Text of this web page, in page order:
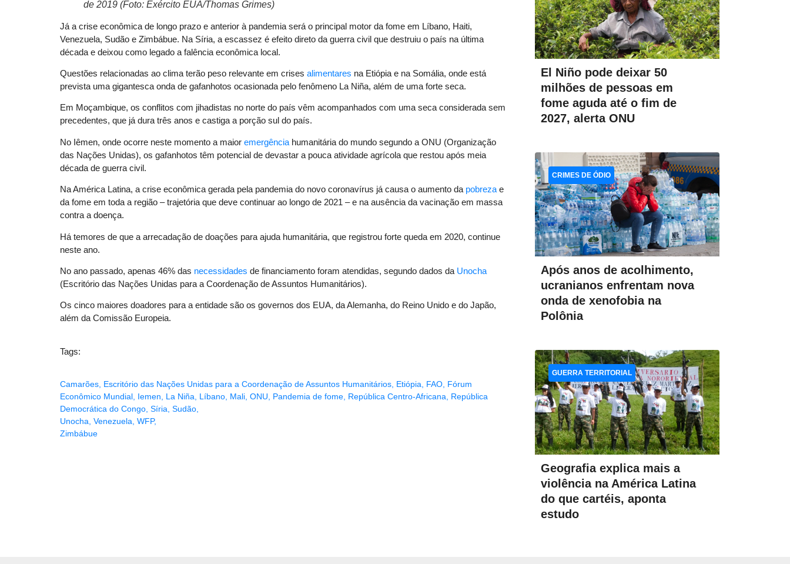
de 2019 (Foto: Exército EUA/Thomas Grimes)
Já a crise econômica de longo prazo e anterior à pandemia será o principal motor da fome em Líbano, Haiti,
Venezuela, Sudão e Zimbábue. Na Síria, a escassez é efeito direto da guerra civil que destruiu o país na última
década e deixou como legado a falência econômica local.
Questões relacionadas ao clima terão peso relevante em crises alimentares na Etiópia e na Somália, onde está
prevista uma gigantesca onda de gafanhotos ocasionada pelo fenômeno La Niña, além de uma forte seca.
Em Moçambique, os conflitos com jihadistas no norte do país vêm acompanhados com uma seca considerada sem
precedentes, que já dura três anos e castiga a porção sul do país.
No Iêmen, onde ocorre neste momento a maior emergência humanitária do mundo segundo a ONU (Organização
das Nações Unidas), os gafanhotos têm potencial de devastar a pouca atividade agrícola que restou após meia
década de guerra civil.
Na América Latina, a crise econômica gerada pela pandemia do novo coronavírus já causa o aumento da pobreza e
da fome em toda a região – trajetória que deve continuar ao longo de 2021 – e na ausência da vacinação em massa
contra a doença.
Há temores de que a arrecadação de doações para ajuda humanitária, que registrou forte queda em 2020, continue
neste ano.
No ano passado, apenas 46% das necessidades de financiamento foram atendidas, segundo dados da Unocha
(Escritório das Nações Unidas para a Coordenação de Assuntos Humanitários).
Os cinco maiores doadores para a entidade são os governos dos EUA, da Alemanha, do Reino Unido e do Japão,
além da Comissão Europeia.
Tags:
Camarões Escritório das Nações Unidas para a Coordenação de Assuntos Humanitários Etiópia FAO Fórum
Econômico Mundial Iemen La Niña Líbano Mali ONU Pandemia de fome República Centro-Africana
República
Democrática do Congo Síria Sudão
Unocha Venezuela WFP,
Zimbábue
El Niño pode deixar 50
milhões de pessoas em
fome aguda até o fim de
2027, alerta ONU
Após anos de acolhimento,
ucranianos enfrentam nova
onda de xenofobia na
Polônia
CRIMES DE ÓDIO
Geografia explica mais a
violência na América Latina
do que cartéis, aponta
estudo
GUERRA TERRITORIAL